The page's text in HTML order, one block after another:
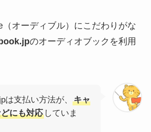
（オーディブル）にこだわりがな
のオーディオブックを利用
は支払い方法が、
キャ
にも対応していま